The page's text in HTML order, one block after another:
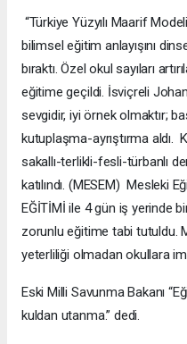
“Türkiye Yüzyılı Maarif
bilimsel eğitim anlayışını
bıraktı. Özel okul sayıları
eğitime geçildi. İsviçreli
sevgidir, iyi örnek olmaktır;
kutuplaşma-ayrıştırma aldı.
sakallı-terlikli-fesli-türbanlı
katılındı. (MESEM) Mesleki
EĞİTİMİ ile 4 gün iş yerinde
zorunlu eğitime tabi tutuldu.
yeterliliği olmadan okullara
Eski Milli Savunma Bakanı
kuldan utanma.” dedi.